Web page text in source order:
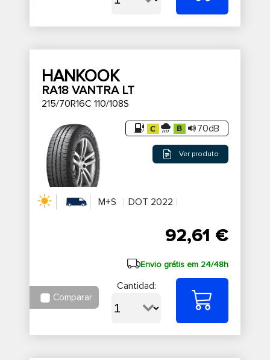
HANKOOK
RA18 VANTRA LT
215/70R16C 110/108S
70dB
Ver produto
M+S DOT 2022
92,61 €
Envio grátis em 24/48h
Comparar
Cantidad: